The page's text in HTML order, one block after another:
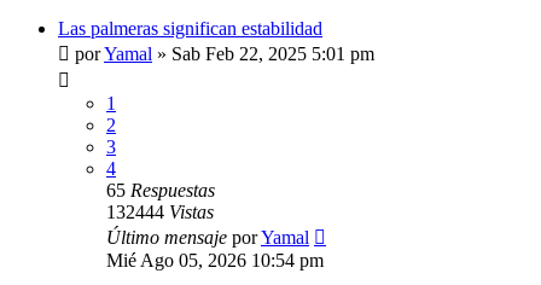
Las palmeras significan estabilidad
porYamal » Sab Feb 22, 2025 5:01 pm
1
2
3
4
65 Respuestas
132444 Vistas
Último mensaje porYamal
Mié Ago 05, 2026 10:54 pm